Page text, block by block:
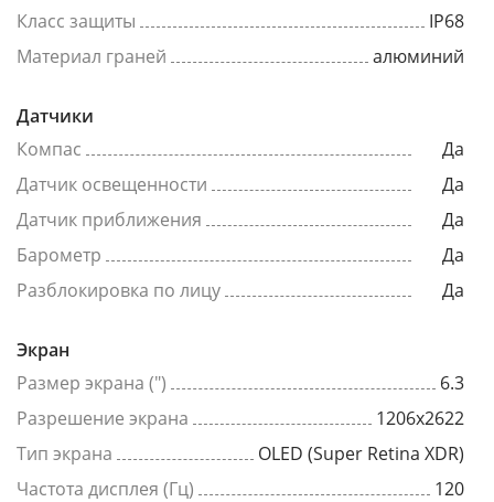
Класс защиты
IP68
Материал граней
алюминий
Датчики
Компас
Да
Датчик освещенности
Да
Датчик приближения
Да
Барометр
Да
Разблокировка по лицу
Да
Экран
Размер экрана (")
6.3
Разрешение экрана
1206x2622
Тип экрана
OLED (Super Retina XDR)
Частота дисплея (Гц)
120